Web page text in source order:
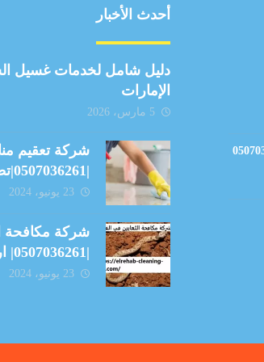
أحدث الأخبار
دليل شامل لخدمات غسيل
الإمارات
5 مارس، 2026
شركة تعقيم
|0507036261|تطهير وتعقيم
23 يونيو، 2024
شركة مكافحة
|0507036261| ارخص اسعار
23 يونيو، 2024